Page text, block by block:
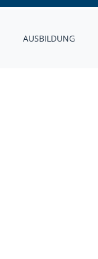
AUSBILDUNG